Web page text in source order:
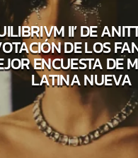
II’ DE
DE LOS
ENCUESTA DE
LATINA NUEVA